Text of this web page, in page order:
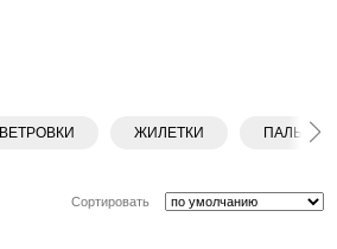
ВЕТРОВКИ ЖИЛЕТКИ ПАЛЬТО
Сортировать